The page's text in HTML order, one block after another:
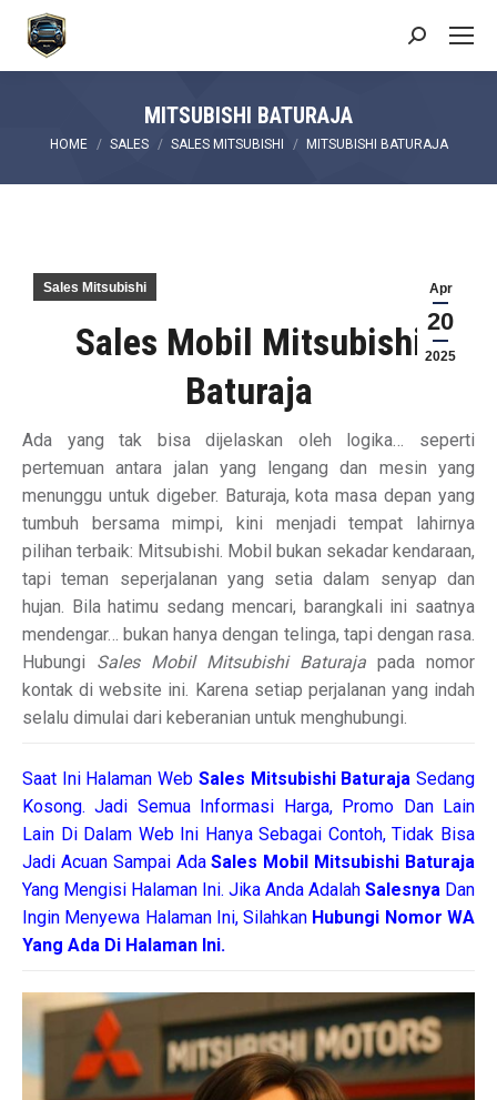
Search:
MITSUBISHI BATURAJA
You are here:
HOME SALES SALES MITSUBISHI MITSUBISHI BATURAJA
Apr
20
2025
Sales Mitsubishi
Sales Mobil Mitsubishi
Baturaja
Ada yang tak bisa dijelaskan oleh logika… seperti
pertemuan antara jalan yang lengang dan mesin yang
menunggu untuk digeber. Baturaja, kota masa depan yang
tumbuh bersama mimpi, kini menjadi tempat lahirnya
pilihan terbaik: Mitsubishi. Mobil bukan sekadar kendaraan,
tapi teman seperjalanan yang setia dalam senyap dan
hujan. Bila hatimu sedang mencari, barangkali ini saatnya
mendengar… bukan hanya dengan telinga, tapi dengan rasa.
Hubungi Sales Mobil Mitsubishi Baturaja pada nomor
kontak di website ini. Karena setiap perjalanan yang indah
selalu dimulai dari keberanian untuk menghubungi.
Saat Ini Halaman Web Sales Mitsubishi BaturajaSedang
Kosong. Jadi Semua Informasi Harga, Promo Dan Lain
Lain Di Dalam Web Ini Hanya Sebagai Contoh, Tidak Bisa
Jadi Acuan Sampai AdaSales Mobil Mitsubishi Baturaja
Yang Mengisi Halaman Ini. Jika Anda Adalah Salesnya Dan
Ingin Menyewa Halaman Ini, Silahkan Hubungi Nomor WA
Yang Ada Di Halaman Ini.